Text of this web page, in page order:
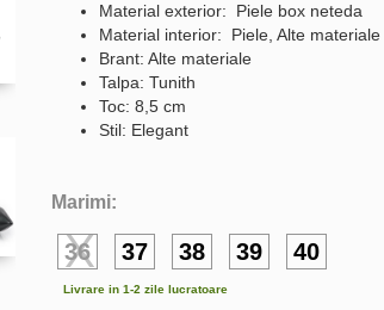
Material exterior: Piele box neteda
Material interior: Piele, Alte materiale
Brant: Alte materiale
Talpa: Tunith
Toc: 8,5 cm
Stil: Elegant
Marimi:
36 37 38 39 40
Livrare in 1-2 zile lucratoare